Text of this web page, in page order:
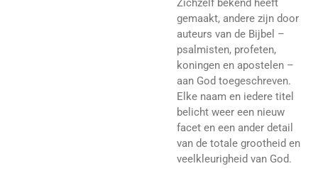
Zichzelf bekend heeft
gemaakt, andere zijn door
auteurs van de Bijbel –
psalmisten, profeten,
koningen en apostelen –
aan God toegeschreven.
Elke naam en iedere titel
belicht weer een nieuw
facet en een ander detail
van de totale grootheid en
veelkleurigheid van God.